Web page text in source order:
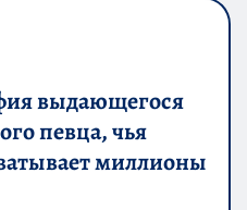
выдающегося
певца, чья
миллионы